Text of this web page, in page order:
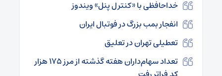
خداحافظی با «کنترل پنل» ویندوز
انفجار بمب بزرگ در فوتبال ایران
تعطیلی تهران در تعلیق
تعداد سهام‌داران هفته گذشته از مرز ۱۷۵ هزار